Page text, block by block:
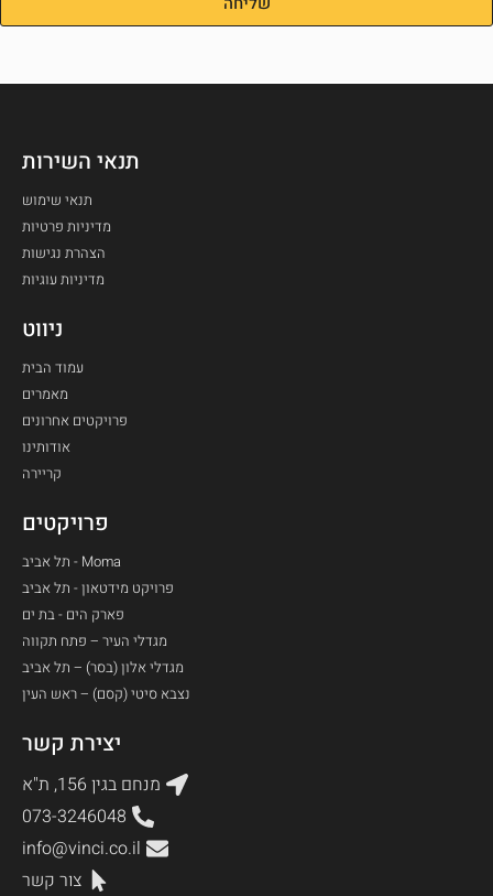
יצירת קשר
מנחם בגין 156, ת"א
073-3246048
info@vinci.co.il
צור קשר
פרויקטים
Moma - תל אביב
פרויקט מידטאון - תל אביב
פארק הים - בת ים​
מגדלי העיר – פתח תקווה
מגדלי אלון (בסר) – תל אביב
נצבא סיטי (קסם) – ראש העין
ניווט
עמוד הבית
מאמרים
פרויקטים אחרונים
אודותינו
קריירה
תנאי השירות
תנאי שימוש
מדיניות פרטיות
הצהרת נגישות
מדיניות עוגיות